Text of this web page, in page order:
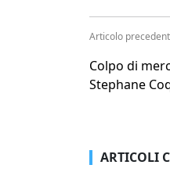
Articolo
Colpo di
Stephane
ARTICOLI